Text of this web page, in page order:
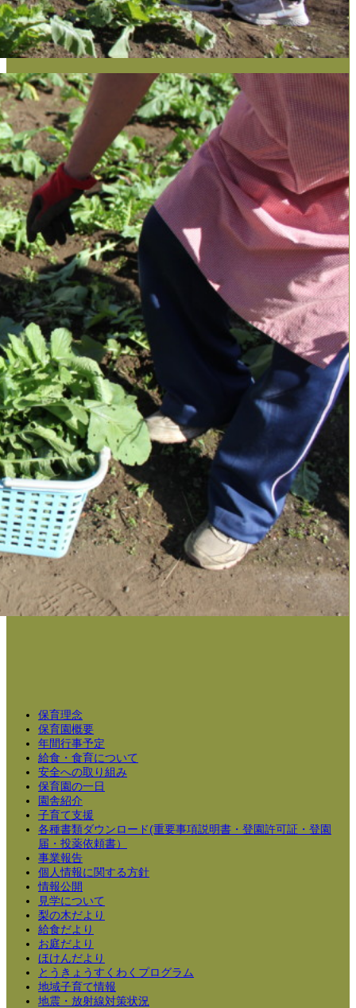
保育理念
保育園概要
年間行事予定
給食・食育について
安全への取り組み
保育園の一日
園舎紹介
子育て支援
各種書類ダウンロード(重要事項説明書・登園許可証・登園
届・投薬依頼書）
事業報告
個人情報に関する方針
情報公開
見学について
梨の木だより
給食だより
お庭だより
ほけんだより
とうきょうすくわくプログラム
地域子育て情報
地震・放射線対策状況